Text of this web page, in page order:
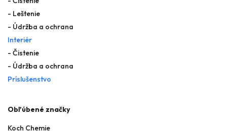
- Leštenie
- Údržba a ochrana
Interiér
- Čistenie
- Údržba a ochrana
Príslušenstvo
Obľúbené značky
Koch Chemie